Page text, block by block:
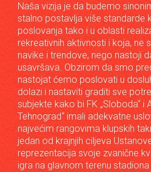
Naša vizija je da budemo
stalno postavlja više standarde
poslovanja tako i u oblasti
rekreativnih aktivnosti i koja, ne
navike i trendove, nego nastoji
usavršava. Obzirom da smo
nastojat ćemo poslovati u
dolazi i nastaviti graditi sve
subjekte kako bi FK „Sloboda“ i
Tehnograd“ imali adekvatne
najvećim rangovima klupskih
jedan od krajnjih ciljeva
reprezentacija svoje zvanične
igra na glavnom terenu stadiona